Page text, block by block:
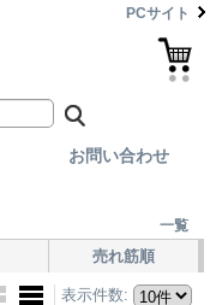
PCサイト
お問い合わせ
一覧
売れ筋順
表示件数: